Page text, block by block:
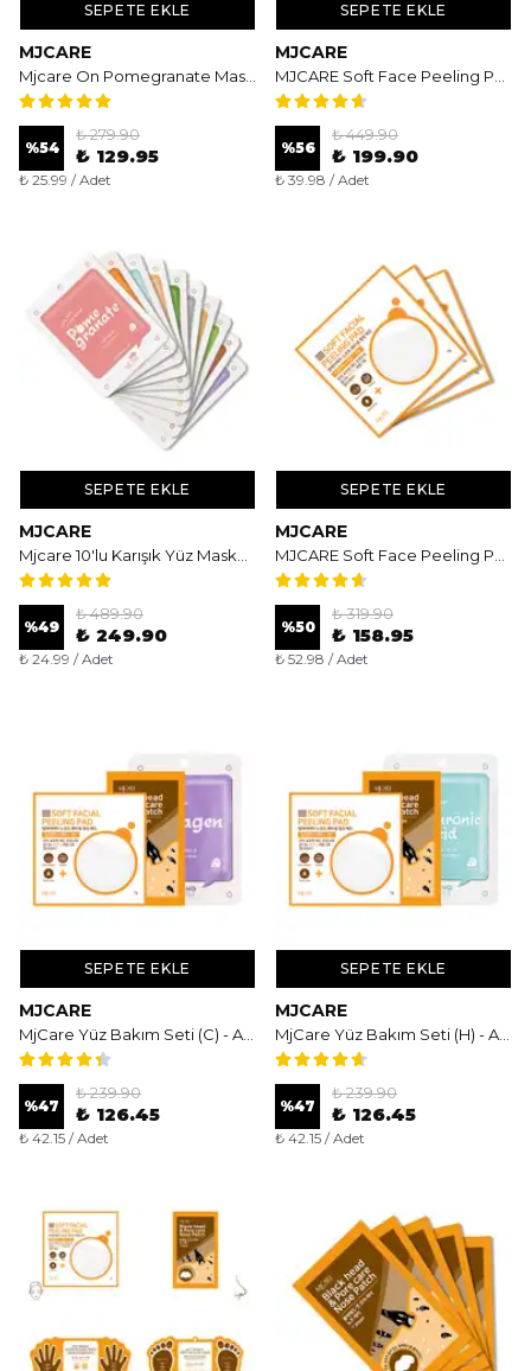
SEPETE EKLE
MJCARE
%54
₺ 279.90
₺ 129.95
₺ 25.99 / Adet
SEPETE EKLE
MJCARE
%56
₺ 449.90
₺ 199.90
₺ 39.98 / Adet
SEPETE EKLE
MJCARE
%49
₺ 489.90
₺ 249.90
₺ 24.99 / Adet
SEPETE EKLE
MJCARE
%50
₺ 319.90
₺ 158.95
₺ 52.98 / Adet
SEPETE EKLE
MJCARE
%47
₺ 239.90
₺ 126.45
₺ 42.15 / Adet
SEPETE EKLE
MJCARE
%47
₺ 239.90
₺ 126.45
₺ 42.15 / Adet